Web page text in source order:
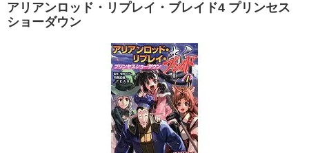
アリアンロッド・リプレイ・ブレイド4 プリンセス
ショーダウン